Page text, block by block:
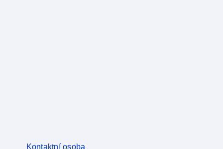
Kontaktní osoba